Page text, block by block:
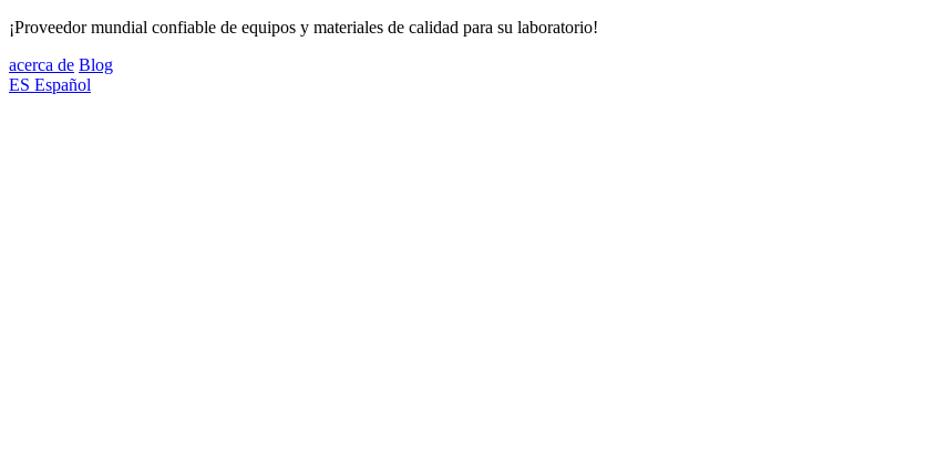
¡Proveedor mundial confiable de equipos y materiales de calidad para su laboratorio!
acerca de Blog
ES Español